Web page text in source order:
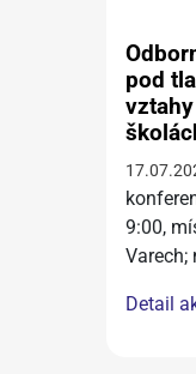
pod
9:00,
Varech;
Detail